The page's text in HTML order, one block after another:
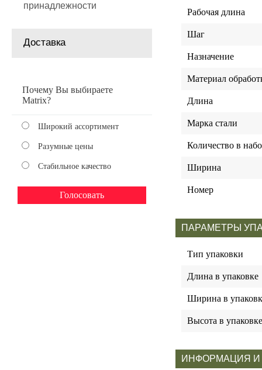
принадлежности
Доставка
Почему Вы выбираете
Matrix?
Широкий ассортимент
Разумные цены
Стабильное качество
Рабочая длина
Шаг
Назначение
Материал
Длина
Марка стали
Количество в
Ширина
Номер
ПАРАМЕТРЫ
Тип упаковки
Длина в упаковке
Ширина в
Высота в упаковке
ИНФОРМАЦИЯ И